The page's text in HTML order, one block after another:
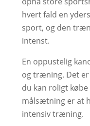
hvert fald en
sport, og den
intenst.
En oppustelig
og træning. Det
du kan roligt købe
målsætning er at
intensiv træning.